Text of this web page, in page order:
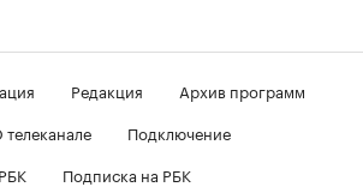
Редакция
Архив программ
Подключение
Подписка на РБК